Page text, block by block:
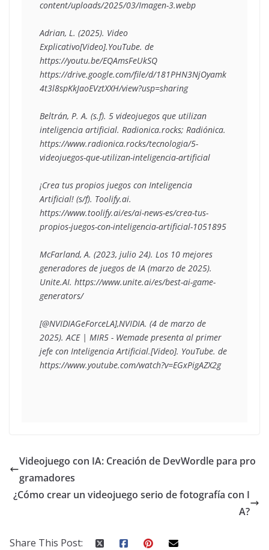
content/uploads/2025/03/Imagen-3.webp
Adrian, L. (2025). Video
https://youtu.be/EQAmsFeUkSQ
https://drive.google.com/file/d/181PHN3NjOyamk
4t3l8spKkJaoEVztXXH/view?usp=sharing
Beltrán, P. A. (s.f). 5 videojuegos que utilizan
inteligencia artificial. Radionica.rocks; Radiónica.
https://www.radionica.rocks/tecnologia/5-
videojuegos-que-utilizan-inteligencia-artificial
¡Crea tus propios juegos con Inteligencia
Artificial! (s/f). Toolify.ai.
https://www.toolify.ai/es/ai-news-es/crea-tus-
propios-juegos-con-inteligencia-artificial-1051895
McFarland, A. (2023, julio 24). Los 10 mejores
generadores de juegos de IA (marzo de 2025).
Unite.AI. https://www.unite.ai/es/best-ai-game-
generators/
[@NVIDIAGeForceLA],NVIDIA. (4 de marzo de
2025). ACE | MIR5 - Wemade presenta al primer
jefe con Inteligencia Artificial.[Video]. YouTube. de
https://www.youtube.com/watch?v=EGxPigAZX2g
Videojuego con IA: Creación de DevWordle para pro
gramadores
¿Cómo crear un videojuego serio de fotografía con I
A?
Share This Post: